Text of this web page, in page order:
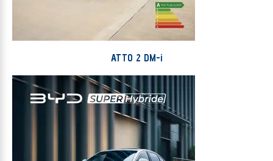
ATTO 2 DM-i